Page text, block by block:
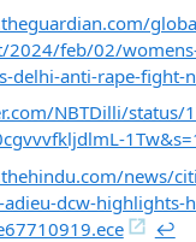
2024/feb/02/
delhi-anti-rape-fight-
NBTDilli/status/
news/
dcw-highlights-
↩︎